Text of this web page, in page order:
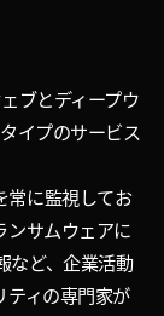
ブとディープウ
イプのサービス
常に監視してお
ンサムウェアに
など、企業活動
ティの専門家が